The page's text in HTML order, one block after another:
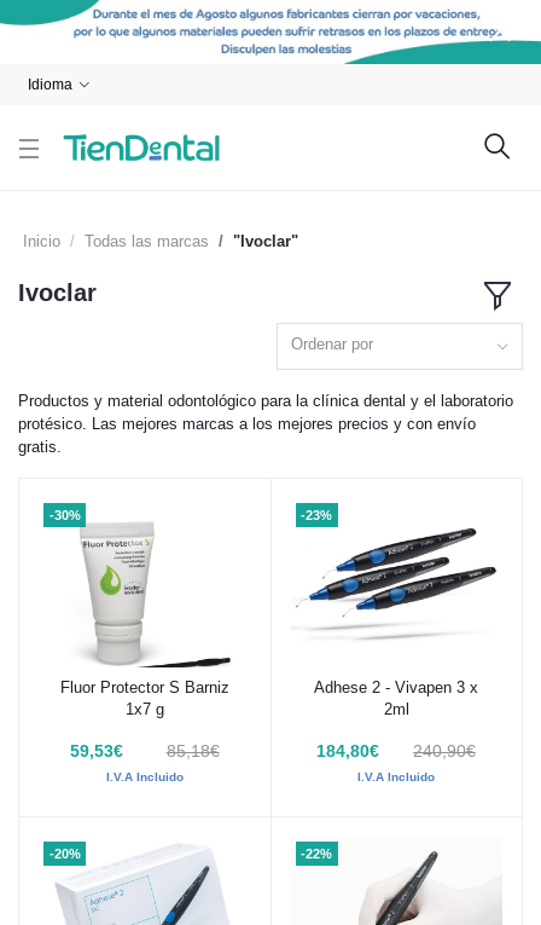
Idioma
Inicio Todas las marcas "Ivoclar"
Ivoclar
Ordenar por
Productos y material odontológico para la clínica dental y el laboratorio
protésico. Las mejores marcas a los mejores precios y con envío
gratis.
-30%
Añadir al carrito
Fluor Protector S Barniz
1x7 g
59,53€ 85,18€
I.V.A Incluido
-23%
Añadir al carrito
Adhese 2 - Vivapen 3 x
2ml
184,80€ 240,90€
I.V.A Incluido
-20% -22%